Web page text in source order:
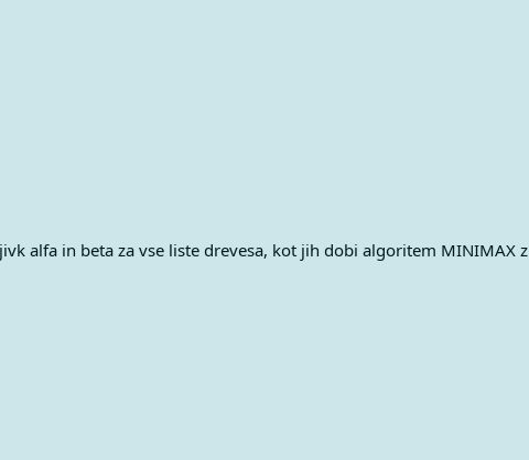
alfa in beta za vse liste drevesa, kot jih dobi algoritem MINIMAX z